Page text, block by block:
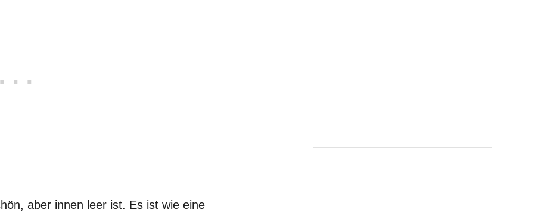
aber innen leer ist. Es ist wie eine